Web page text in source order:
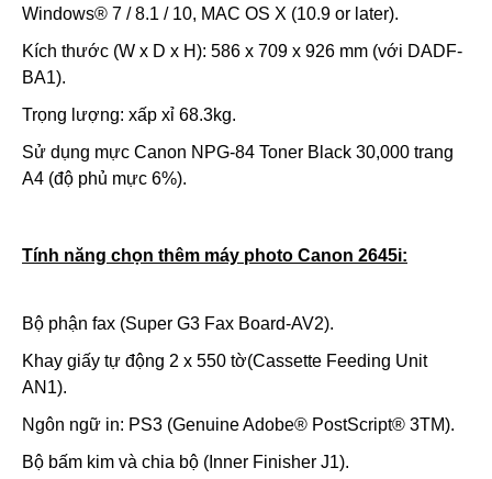
Windows® 7 / 8.1 / 10, MAC OS X (10.9 or later).
Kích thước (W x D x H): 586 x 709 x 926 mm (với DADF-
BA1).
Trọng lượng: xấp xỉ 68.3kg.
Sử dụng mực Canon NPG-84 Toner Black 30,000 trang
A4 (độ phủ mực 6%).
Tính năng chọn thêm máy photo Canon 2645i:
Bộ phận fax (Super G3 Fax Board-AV2).
Khay giấy tự động 2 x 550 tờ(Cassette Feeding Unit
AN1).
Ngôn ngữ in: PS3 (Genuine Adobe® PostScript® 3TM).
Bộ bấm kim và chia bộ (Inner Finisher J1).